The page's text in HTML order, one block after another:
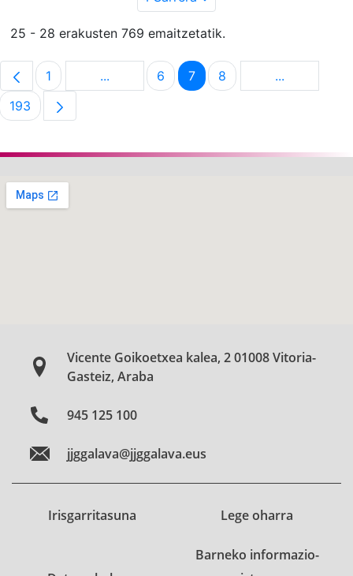
25 - 28 erakusten 769 emaitzetatik.
Orrialdea
1 ...Intermediate Pages Use TAB to navigate.
Orrialdea
6 Orrialdea
7 Orrialdea
8 ...
Orrialdea
193
Vicente Goikoetxea kalea, 2 01008 Vitoria-
Gasteiz, Araba
945 125 100
jjggalava@jjggalava.eus
Irisgarritasuna Lege oharra
Barneko informazio-